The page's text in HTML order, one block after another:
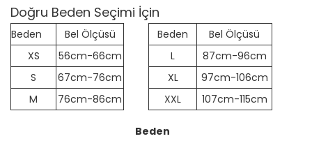
Doğru Beden Seçimi İçin
Beden Bel Ölçüsü Beden
Bel Ölçüsü
XS
56cm-66cm L
87cm-96cm
S
67cm-76cm XL
97cm-106cm
M
76cm-86cm XXL 107cm-115cm
Beden